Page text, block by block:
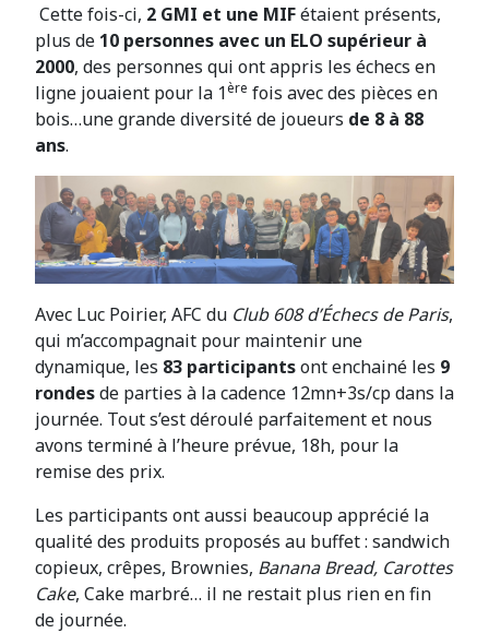
Cette fois-ci, 2 GMI et une MIFétaient présents,
plus de 10 personnes avec un ELO supérieur à
2000, des personnes qui ont appris les échecs en
ligne jouaient pour la 1ère fois avec des pièces en
bois…une grande diversité de joueurs de 8 à 88
ans.
Avec Luc Poirier, AFC du Club 608 d’Échecs de Paris,
qui m’accompagnait pour maintenir une
dynamique, les 83 participantsont enchainé les 9
rondesde parties à la cadence 12mn+3s/cp dans la
journée. Tout s’est déroulé parfaitement et nous
avons terminé à l’heure prévue, 18h, pour la
remise des prix.
Les participants ont aussi beaucoup apprécié la
qualité des produits proposés au buffet : sandwich
copieux, crêpes, Brownies, Banana Bread, Carottes
Cake, Cake marbré… il ne restait plus rien en fin
de journée.